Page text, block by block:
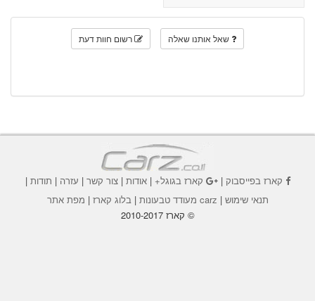
שאל אותנו שאלה רשום חוות דעת
קארז בפייסבוק| קארז בגוגל+|אודות |צור קשר | עזרה | תודות |
תנאי שימוש | carz מעודד טבעונות | בלוג קארז | מפת אתר
© קארז 2010-2017